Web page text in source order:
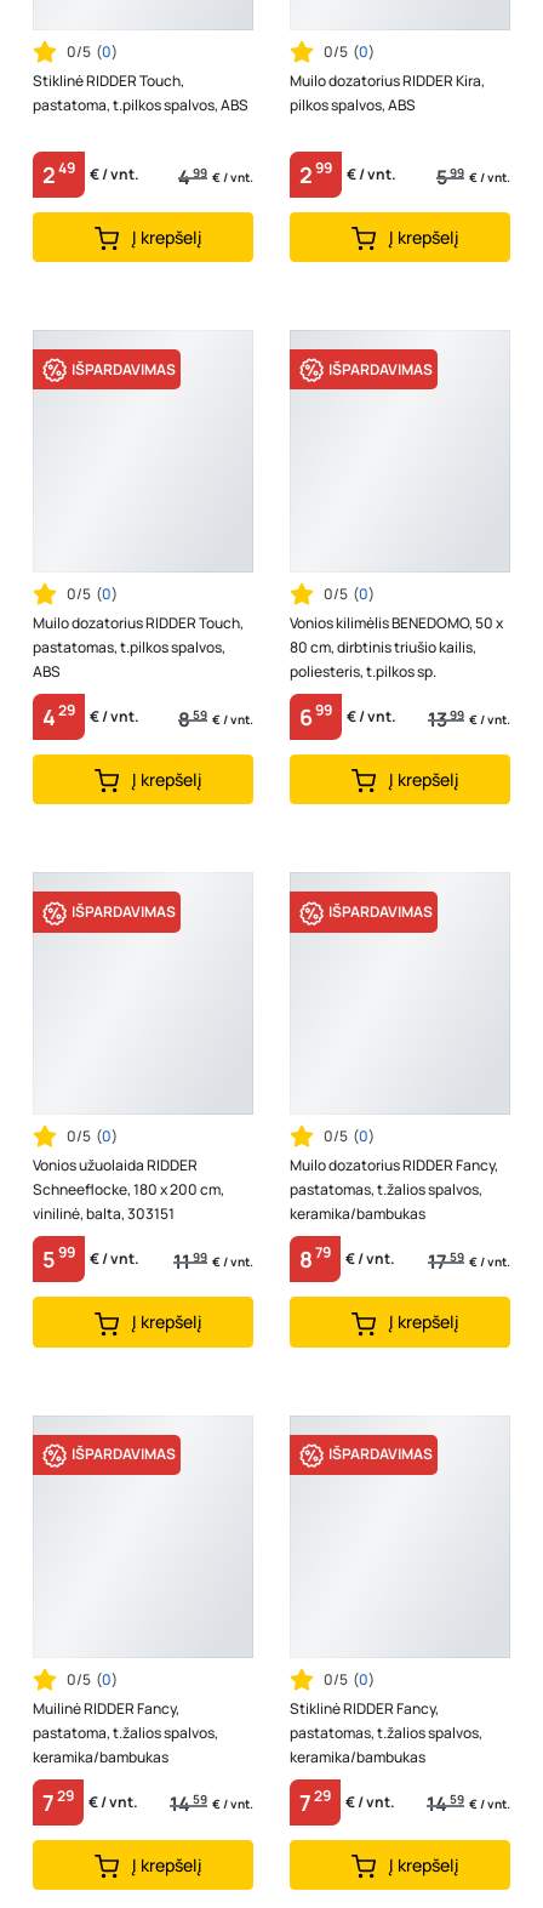
0/5 (0)
Stiklinė RIDDER Touch,
pastatoma, t.pilkos spalvos, ABS
249 € / vnt. 499 € / vnt.
Į krepšelį
0/5 (0)
Muilo dozatorius RIDDER Kira,
pilkos spalvos, ABS
299 € / vnt. 599 € / vnt.
Į krepšelį
IŠPARDAVIMAS
0/5 (0)
Muilo dozatorius RIDDER Touch,
pastatomas, t.pilkos spalvos,
ABS
429 € / vnt. 859 € / vnt.
Į krepšelį
IŠPARDAVIMAS
0/5 (0)
Vonios kilimėlis BENEDOMO, 50 x
80 cm, dirbtinis triušio kailis,
poliesteris, t.pilkos sp.
699 € / vnt. 1399 € / vnt.
Į krepšelį
IŠPARDAVIMAS
0/5 (0)
Vonios užuolaida RIDDER
Schneeflocke, 180 x 200 cm,
vinilinė, balta, 303151
599 € / vnt. 1199 € / vnt.
Į krepšelį
IŠPARDAVIMAS
0/5 (0)
Muilo dozatorius RIDDER Fancy,
pastatomas, t.žalios spalvos,
keramika/bambukas
879 € / vnt. 1759 € / vnt.
Į krepšelį
IŠPARDAVIMAS
0/5 (0)
Muilinė RIDDER Fancy,
pastatoma, t.žalios spalvos,
keramika/bambukas
729 € / vnt. 1459 € / vnt.
Į krepšelį
IŠPARDAVIMAS
0/5 (0)
Stiklinė RIDDER Fancy,
pastatomas, t.žalios spalvos,
keramika/bambukas
729 € / vnt. 1459 € / vnt.
Į krepšelį